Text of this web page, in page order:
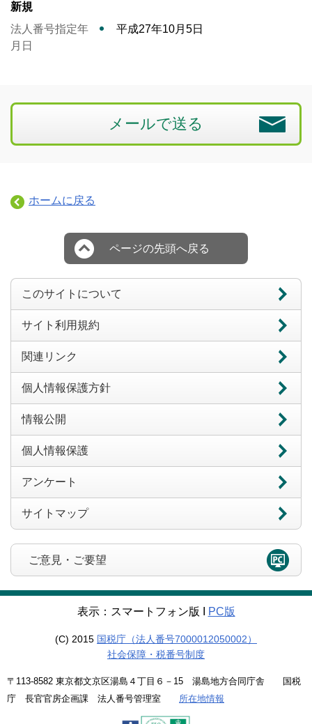
新規
法人番号指定年
月日
平成27年10月5日
メールで送る
ホームに戻る
ページの先頭へ戻る
このサイトについて
サイト利用規約
関連リンク
個人情報保護方針
情報公開
個人情報保護
アンケート
サイトマップ
ご意見・ご要望
表示：スマートフォン版 Ι PC版
(C) 2015 国税庁（法人番号7000012050002）
社会保障・税番号制度
〒113-8582 東京都文京区湯島４丁目６－15 湯島地方合同庁舎 国税
庁 長官官房企画課 法人番号管理室 所在地情報